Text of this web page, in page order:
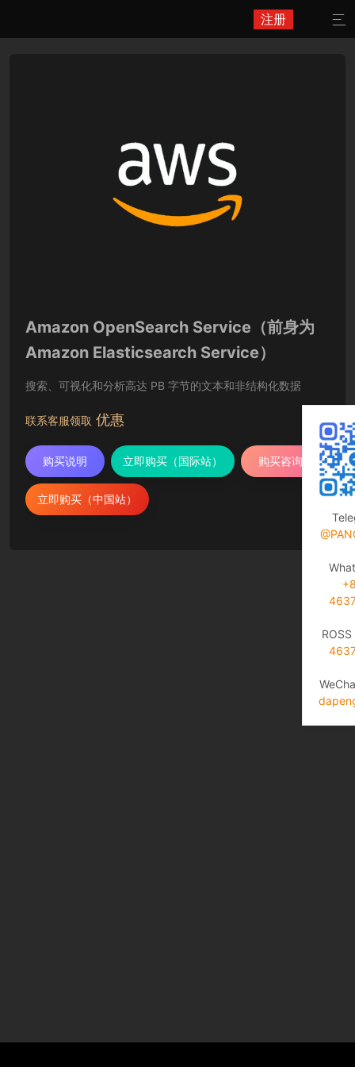
注册 
Amazon OpenSearch Service（前身为
Amazon Elasticsearch Service）
搜索、可视化和分析高达 PB 字节的文本和非结构化数据
联系客服领取 优惠
购买说明 立即购买（国际站） 购买咨询
立即购买（中国站）